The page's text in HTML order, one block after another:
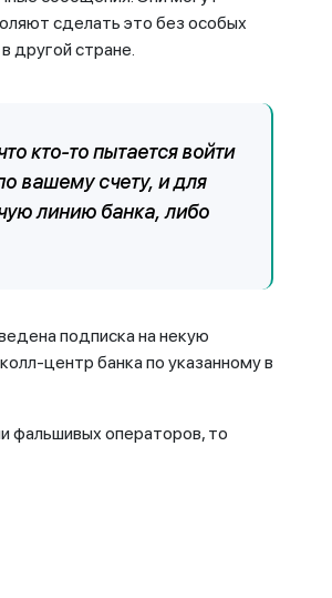
сделать это без особых
другой стране.
кто-то пытается войти
вашему счету, и для
линию банка, либо
подписка на некую
центр банка по указанному в
фальшивых операторов, то